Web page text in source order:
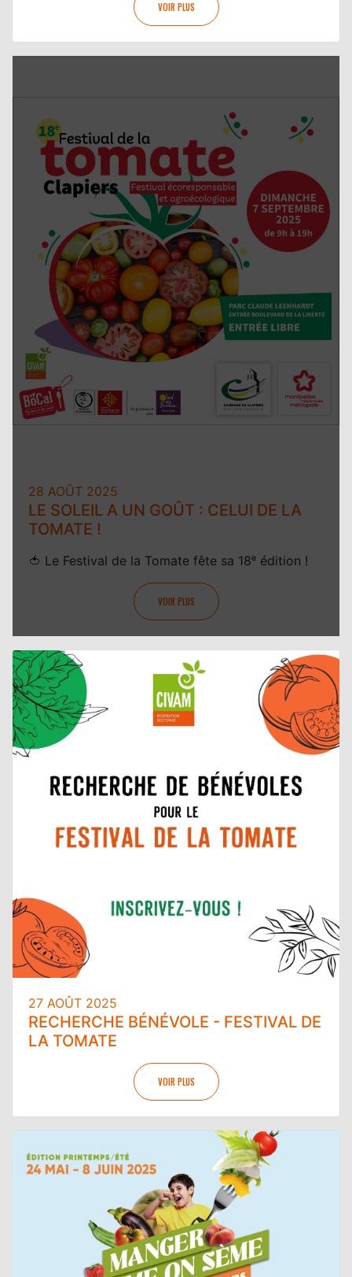
VOIR PLUS
28 AOÛT 2025
LE SOLEIL A UN GOÛT : CELUI DE LA
TOMATE !
🍅 Le Festival de la Tomate fête sa 18ᵉ édition !
VOIR PLUS
27 AOÛT 2025
RECHERCHE BÉNÉVOLE - FESTIVAL DE
LA TOMATE
VOIR PLUS